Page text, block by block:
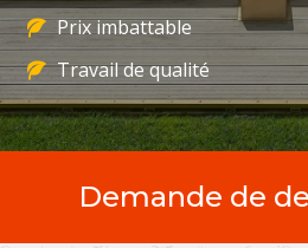
Prix imbattable
Travail de qualité
Demande de